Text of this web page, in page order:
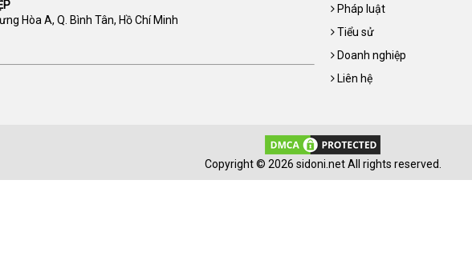
Hòa A, Q. Bình Tân, Hồ Chí Minh
Pháp luật
Tiểu sử
Doanh nghiệp
Liên hệ
Copyright © 2026 sidoni.net All rights reserved.